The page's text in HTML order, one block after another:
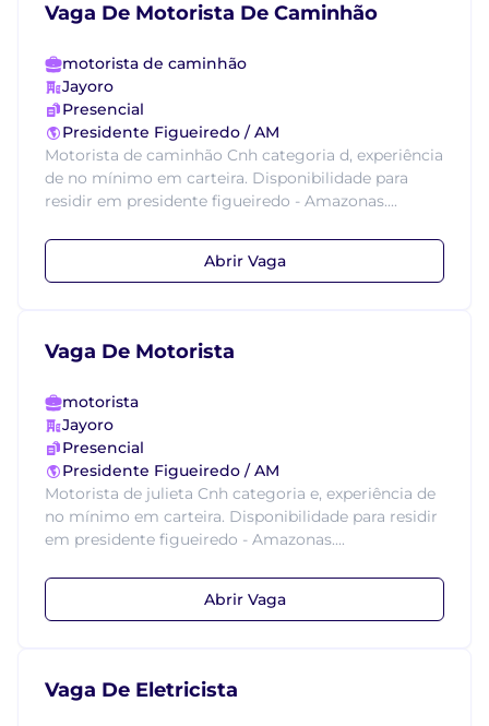
Vaga De Motorista De Caminhão
motorista de caminhão
Jayoro
Presencial
Presidente Figueiredo / AM
Motorista de caminhão Cnh categoria d, experiência
de no mínimo em carteira. Disponibilidade para
residir em presidente figueiredo - Amazonas....
Abrir Vaga
Vaga De Motorista
motorista
Jayoro
Presencial
Presidente Figueiredo / AM
Motorista de julieta Cnh categoria e, experiência de
no mínimo em carteira. Disponibilidade para residir
em presidente figueiredo - Amazonas....
Abrir Vaga
Vaga De Eletricista